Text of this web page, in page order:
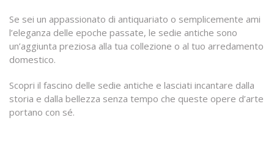
Se sei un appassionato di antiquariato o semplicemente ami
l’eleganza delle epoche passate, le sedie antiche sono
un’aggiunta preziosa alla tua collezione o al tuo arredamento
domestico.
Scopri il fascino delle sedie antiche e lasciati incantare dalla
storia e dalla bellezza senza tempo che queste opere d’arte
portano con sé.